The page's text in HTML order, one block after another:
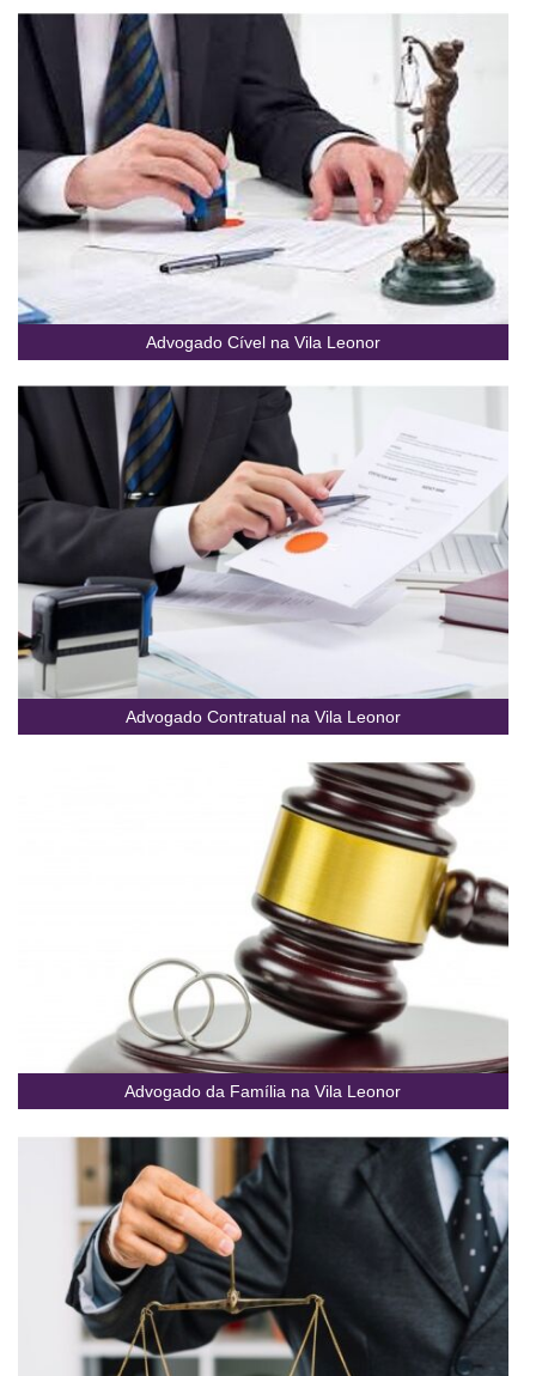
Advogado Cível na Vila Leonor
Advogado Contratual na Vila Leonor
Advogado da Família na Vila Leonor